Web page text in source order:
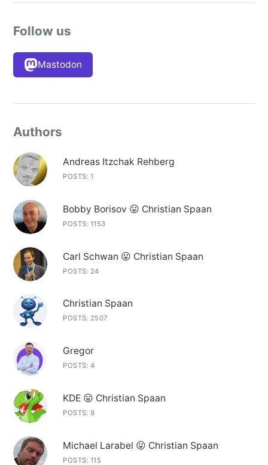
Follow us
Mastodon
Authors
Andreas Itzchak Rehberg
POSTS: 1
Bobby Borisov 😛 Christian Spaan
POSTS: 1153
Carl Schwan 😛 Christian Spaan
POSTS: 24
Christian Spaan
POSTS: 2507
Gregor
POSTS: 4
KDE 😛 Christian Spaan
POSTS: 9
Michael Larabel 😛 Christian Spaan
POSTS: 115